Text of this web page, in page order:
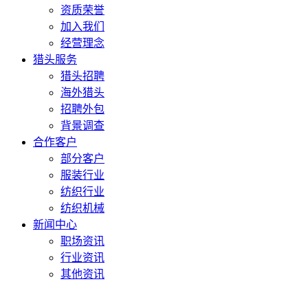
资质荣誉
加入我们
经营理念
猎头服务
猎头招聘
海外猎头
招聘外包
背景调查
合作客户
部分客户
服装行业
纺织行业
纺织机械
新闻中心
职场资讯
行业资讯
其他资讯